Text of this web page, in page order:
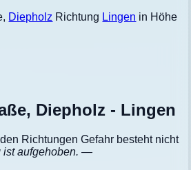
Diepholz Richtung Lingen in Höhe
Diepholz - Lingen
Richtungen Gefahr besteht nicht
aufgehoben. —